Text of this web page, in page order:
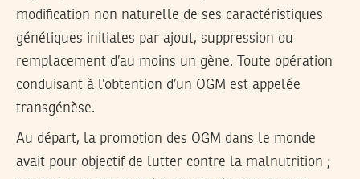
modification non naturelle de ses caractéristiques
génétiques initiales par ajout, suppression ou
remplacement d’au moins un gène. Toute opération
conduisant à l’obtention d’un OGM est appelée
transgénèse.
Au départ, la promotion des OGM dans le monde
avait pour objectif de lutter contre la malnutrition ;